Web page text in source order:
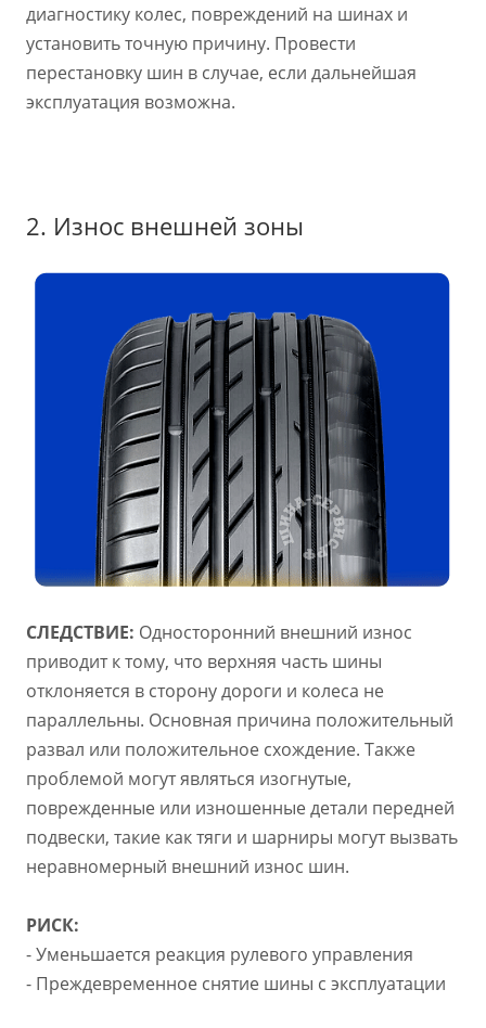
диагностику колес, повреждений на шинах и
установить точную причину. Провести
перестановку шин в случае, если дальнейшая
эксплуатация возможна.
2. Износ внешней зоны
СЛЕДСТВИЕ: Односторонний внешний износ
приводит к тому, что верхняя часть шины
отклоняется в сторону дороги и колеса не
параллельны. Основная причина положительный
развал или положительное схождение. Также
проблемой могут являться изогнутые,
поврежденные или изношенные детали передней
подвески, такие как тяги и шарниры могут вызвать
неравномерный внешний износ шин.
РИСК:
- Уменьшается реакция рулевого управления
- Преждевременное снятие шины с эксплуатации